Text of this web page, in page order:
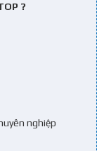
?
nghiệp